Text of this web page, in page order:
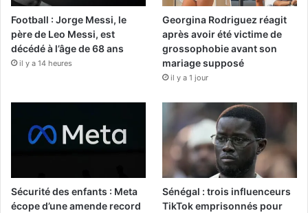
Football : Jorge Messi, le
père de Leo Messi, est
décédé à l’âge de 68 ans
il y a 14 heures
Georgina Rodriguez réagit
après avoir été victime de
grossophobie avant son
mariage supposé
il y a 1 jour
Sécurité des enfants : Meta
écope d’une amende record
Sénégal : trois influenceurs
TikTok emprisonnés pour